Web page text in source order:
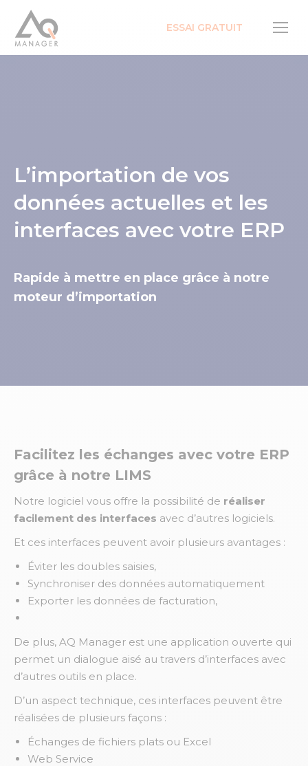
ESSAI GRATUIT
L’importation de vos
données actuelles et les
interfaces avec votre ERP
Rapide à mettre en place grâce à notre
moteur d’importation
Facilitez les échanges avec votre ERP
grâce à notre LIMS
Notre logiciel vous offre la possibilité de réaliser
facilement des interfaces avec d’autres logiciels.
Et ces interfaces peuvent avoir plusieurs avantages :
Éviter les doubles saisies,
Synchroniser des données automatiquement
Exporter les données de facturation,
De plus, AQ Manager est une application ouverte qui
permet un dialogue aisé au travers d’interfaces avec
d’autres outils en place.
D’un aspect technique, ces interfaces peuvent être
réalisées de plusieurs façons :
Échanges de fichiers plats ou Excel
Web Service